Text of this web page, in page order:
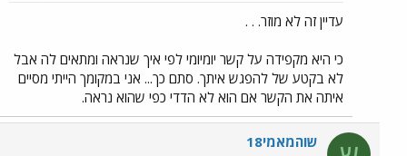
עדיין זה לא מוזר. . .
כי היא מקפידה על קשר יומיומי לפי איך שנראה ומתאים לה אבל
לא בקטע של להפגש איתך. סתם כך... אני במקומך הייתי מסיים
איתה את הקשר אם הוא לא הדדי כפי שהוא נראה.
שוהמאמי18